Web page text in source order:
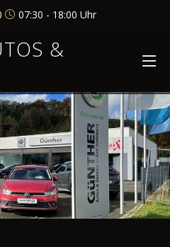
07:30 - 18:00 Uhr
&